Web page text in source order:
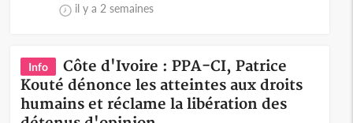
il y a 2 semaines
Info
Côte d'Ivoire : PPA-CI, Patrice
Kouté dénonce les atteintes aux droits
humains et réclame la libération des